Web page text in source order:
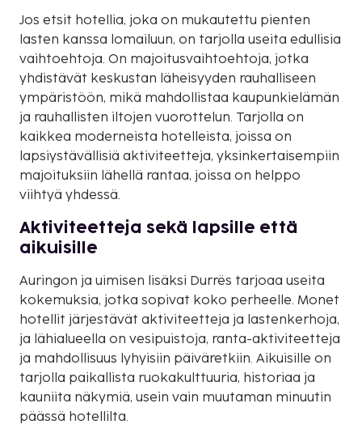
Jos etsit hotellia, joka on mukautettu pienten
lasten kanssa lomailuun, on tarjolla useita edullisia
vaihtoehtoja. On majoitusvaihtoehtoja, jotka
yhdistävät keskustan läheisyyden rauhalliseen
ympäristöön, mikä mahdollistaa kaupunkielämän
ja rauhallisten iltojen vuorottelun. Tarjolla on
kaikkea moderneista hotelleista, joissa on
lapsiystävällisiä aktiviteetteja, yksinkertaisempiin
majoituksiin lähellä rantaa, joissa on helppo
viihtyä yhdessä.
Aktiviteetteja sekä lapsille että
aikuisille
Auringon ja uimisen lisäksi Durrës tarjoaa useita
kokemuksia, jotka sopivat koko perheelle. Monet
hotellit järjestävät aktiviteetteja ja lastenkerhoja,
ja lähialueella on vesipuistoja, ranta-aktiviteetteja
ja mahdollisuus lyhyisiin päiväretkiin. Aikuisille on
tarjolla paikallista ruokakulttuuria, historiaa ja
kauniita näkymiä, usein vain muutaman minuutin
päässä hotellilta.